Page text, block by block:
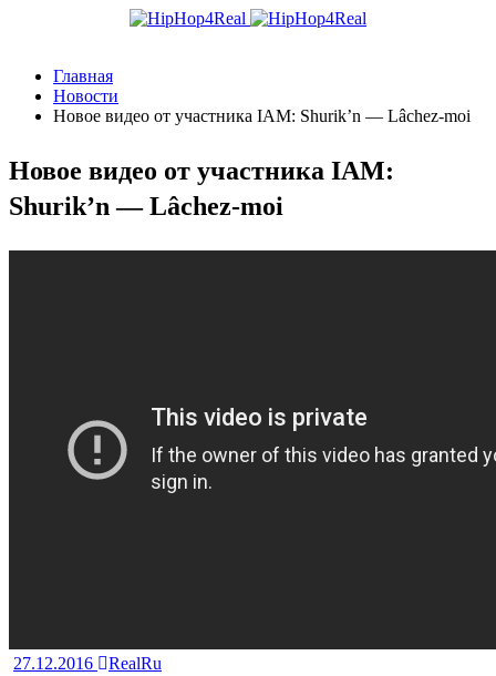
Главная
Новости
Новое видео от участника IAM: Shurik’n — Lâchez-moi
Новое видео от участника IAM:
Shurik’n — Lâchez-moi
27.12.2016
RealRu